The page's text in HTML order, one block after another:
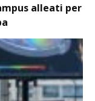
alleati per